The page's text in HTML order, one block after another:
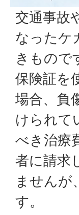
交通事故
なったケ
きもので
保険証を
場合、負
けられて
べき治療
者に請求
ませんが
す。